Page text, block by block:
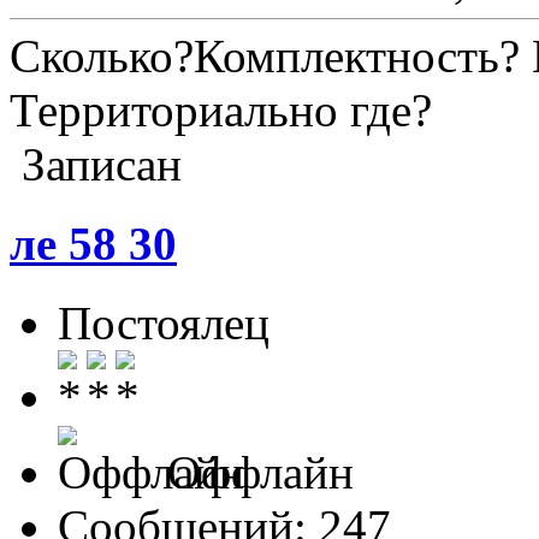
Территориально где?
Записан
ле 58 30
Постоялец
Оффлайн
Сообщений: 247